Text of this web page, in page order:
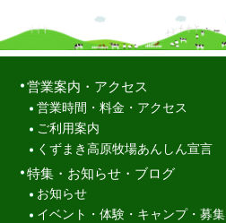
営業案内・アクセス
営業時間・料金・アクセス
ご利用案内
くずまき高原牧場あんしん宣言
特集・お知らせ・ブログ
お知らせ
イベント・体験・キャンプ・募集